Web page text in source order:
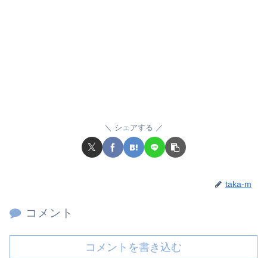
シェアする
taka-m
コメント
コメントを書き込む